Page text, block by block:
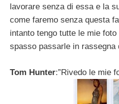
lavorare senza di essa e la
come faremo senza questa
intanto tengo tutte le mie
spasso passarle in rassegna
Tom Hunter:”Rivedo le mie